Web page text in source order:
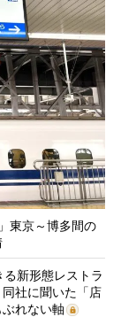
東京～博多間の
る新形態レストラ
社に聞いた「店
れない軸